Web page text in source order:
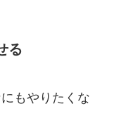
る
もやりたくな